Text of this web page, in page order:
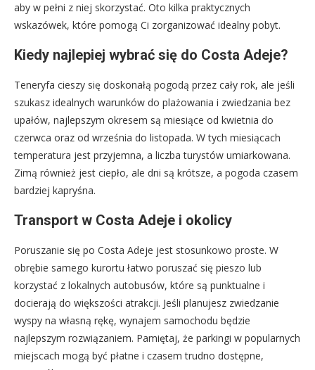
aby w pełni z niej skorzystać. Oto kilka praktycznych
wskazówek, które pomogą Ci zorganizować idealny pobyt.
Kiedy najlepiej wybrać się do Costa Adeje?
Teneryfa cieszy się doskonałą pogodą przez cały rok, ale jeśli
szukasz idealnych warunków do plażowania i zwiedzania bez
upałów, najlepszym okresem są miesiące od kwietnia do
czerwca oraz od września do listopada. W tych miesiącach
temperatura jest przyjemna, a liczba turystów umiarkowana.
Zimą również jest ciepło, ale dni są krótsze, a pogoda czasem
bardziej kapryśna.
Transport w Costa Adeje i okolicy
Poruszanie się po Costa Adeje jest stosunkowo proste. W
obrębie samego kurortu łatwo poruszać się pieszo lub
korzystać z lokalnych autobusów, które są punktualne i
docierają do większości atrakcji. Jeśli planujesz zwiedzanie
wyspy na własną rękę, wynajem samochodu będzie
najlepszym rozwiązaniem. Pamiętaj, że parkingi w popularnych
miejscach mogą być płatne i czasem trudno dostępne,